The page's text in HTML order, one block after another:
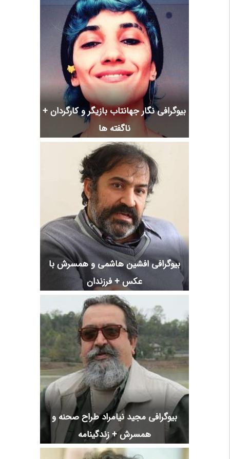
بیوگرافی نگار جهانتاب بازیگر و کارگردان +
ناگفته ها
بیوگرافی افشین هاشمی و همسرش با
عکس + فرزندان
بیوگرافی مجید نیامراد طراح صحنه و
همسرش + زندگینامه